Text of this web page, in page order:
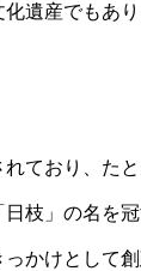
遺産でもあり
ており、た
枝」の名を
かけとして